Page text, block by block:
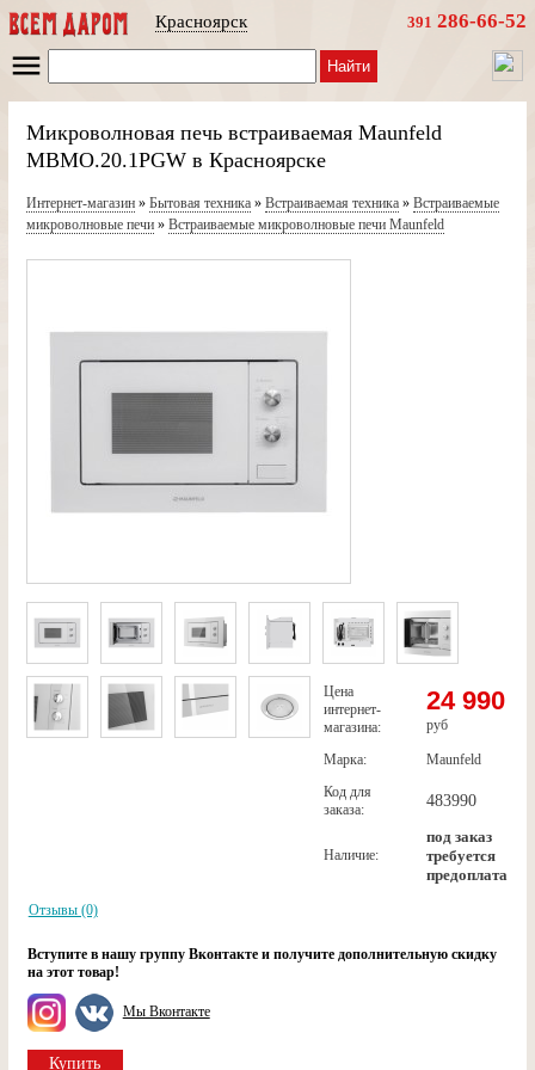
Красноярск 391 286-66-52
Найти
Микроволновая печь встраиваемая Maunfeld
MBMO.20.1PGW в Красноярске
Интернет-магазин» Бытовая техника» Встраиваемая техника» Встраиваемые
микроволновые печи» Встраиваемые микроволновые печи Maunfeld
Цена
интернет-
магазина:
24 990
руб
Марка:
Maunfeld
Код для
заказа:
483990
Наличие:
под заказ
требуется
предоплата
Отзывы (0)
Вступите в нашу группу Вконтакте и получите дополнительную скидку
на этот товар!
Мы Вконтакте
Купить